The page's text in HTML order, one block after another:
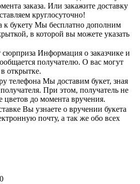
заказа. Или закажите доставку
круглосуточно!
к букету Мы бесплатно дополним
в которой вы можете указать
сюрприза Информация о заказчике и
получателю. О вас могут
в открытке.
телефона Мы доставим букет, зная
При этом, получатель не
цветов до момента вручения.
Вы узнаете о вручении букета
почту, а так же обо всех